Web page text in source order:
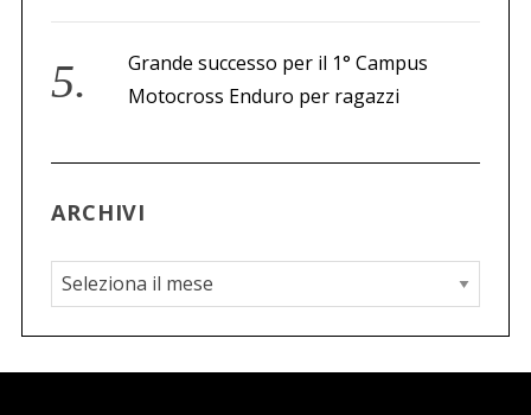
Grande successo per il 1° Campus
Motocross Enduro per ragazzi
ARCHIVI
A
r
c
h